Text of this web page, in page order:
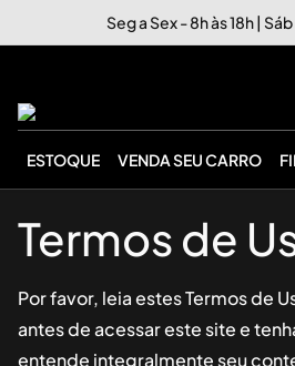
Seg a Sex - 8h às 18h |
ESTOQUE VENDA SEU CARRO
Termos de
Por favor, leia estes Termos de
antes de acessar este site e
entende integralmente seu